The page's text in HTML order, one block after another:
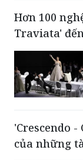
Hơn 100
Traviata'
'Crescendo
của những